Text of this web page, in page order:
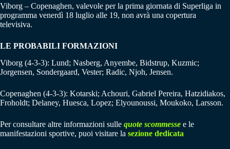
Viborg – Copenaghen, valevole per la prima giornata di Superliga in
programma venerdì 18 luglio alle 19, non avrà una copertura
televisiva.
LE PROBABILI FORMAZIONI
Viborg (4-3-3): Lund; Nasberg, Anyembe, Bidstrup, Kuzmic;
Jorgensen, Sondergaard, Vester; Radic, Njoh, Jensen.
Copenaghen (4-3-3): Kotarski; Achouri, Gabriel Pereira, Hatzidiakos,
Froholdt; Delaney, Huesca, Lopez; Elyounoussi, Moukoko, Larsson.
Per consultare altre informazioni sulle quote scommesse e le
manifestazioni sportive, puoi visitare la sezione dedicata